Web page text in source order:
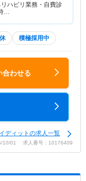
リハビリ業務・自費診
訪問時…
積極採用中
合わせる
ディットの求人一覧
10/01 求人番号：10176409